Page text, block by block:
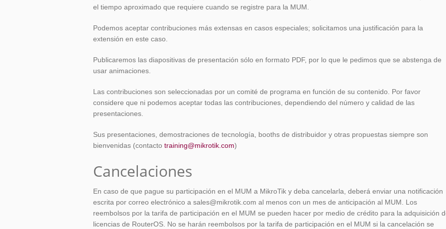
el tiempo aproximado que requiere cuando se registre para la MUM.
Podemos aceptar contribuciones más extensas en casos especiales; solicitamos una justificación para la
extensión en este caso.
Publicaremos las diapositivas de presentación sólo en formato PDF, por lo que le pedimos que se abstenga de
usar animaciones.
Las contribuciones son seleccionadas por un comité de programa en función de su contenido. Por favor
considere que ni podemos aceptar todas las contribuciones, dependiendo del número y calidad de las
presentaciones.
Sus presentaciones, demostraciones de tecnología, booths de distribuidor y otras propuestas siempre son
bienvenidas (contacto training@mikrotik.com)
Cancelaciones
En caso de que pague su participación en el MUM a MikroTik y deba cancelarla, deberá enviar una notificación
escrita por correo electrónico a sales@mikrotik.com al menos con un mes de anticipación al MUM. Los
reembolsos por la tarifa de participación en el MUM se pueden hacer por medio de crédito para la adquisición
licencias de RouterOS. No se harán reembolsos por la tarifa de participación en el MUM si la cancelación se